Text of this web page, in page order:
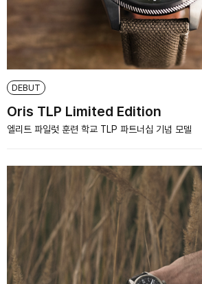
DEBUT
Oris TLP Limited Edition
엘리트 파일럿 훈련 학교 TLP 파트너십 기념 모델